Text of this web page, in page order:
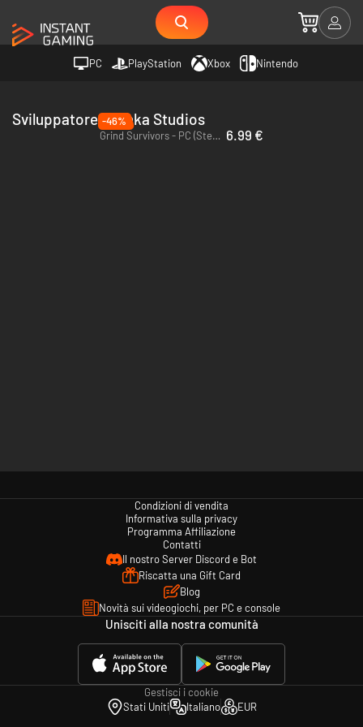
PC PlayStation Xbox Nintendo
Sviluppatore Pushka Studios
-46%
Grind Survivors - PC (Steam) 6.99 €
Condizioni di vendita
Informativa sulla privacy
Programma Affiliazione
Contatti
Il nostro Server Discord e Bot
Riscatta una Gift Card
Blog
Novità sui videogiochi, per PC e console
Unisciti alla nostra comunità
Gestisci i cookie
Stati Uniti
Italiano EUR